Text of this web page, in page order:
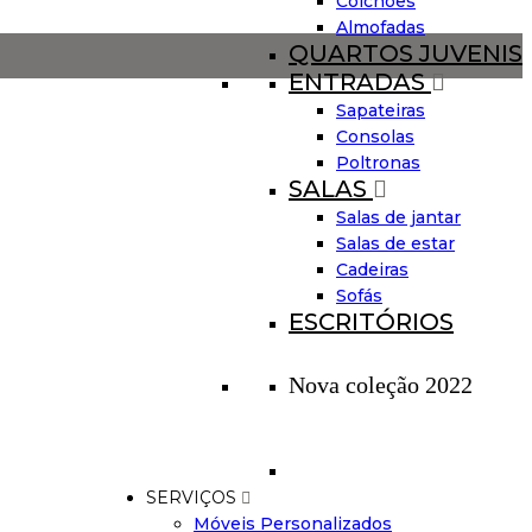
Almofadas
QUARTOS JUVENIS
ENTRADAS
Sapateiras
Consolas
Poltronas
SALAS
Salas de jantar
Salas de estar
Cadeiras
Sofás
ESCRITÓRIOS
Nova coleção 2022
SERVIÇOS
Móveis Personalizados